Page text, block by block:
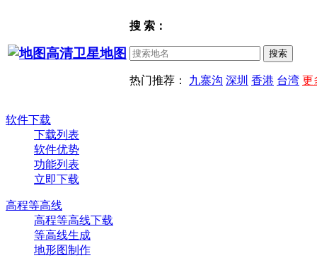
搜 索：
热门推荐： 九寨沟 深圳 香港 台湾 更
软件下载
下载列表
软件优势
功能列表
立即下载
高程等高线
高程等高线下载
等高线生成
地形图制作